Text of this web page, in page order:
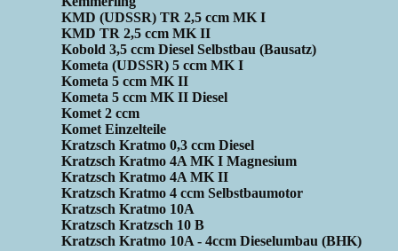
KMD (UDSSR) TR 2,5 ccm MK I
KMD TR 2,5 ccm MK II
Kobold 3,5 ccm Diesel Selbstbau (Bausatz)
Kometa (UDSSR) 5 ccm MK I
Kometa 5 ccm MK II
Kometa 5 ccm MK II Diesel
Komet 2 ccm
Komet Einzelteile
Kratzsch Kratmo 0,3 ccm Diesel
Kratzsch Kratmo 4A MK I Magnesium
Kratzsch Kratmo 4A MK II
Kratzsch Kratmo 4 ccm Selbstbaumotor
Kratzsch Kratmo 10A
Kratzsch Kratzsch 10 B
Kratzsch Kratmo 10A - 4ccm Dieselumbau (BHK)